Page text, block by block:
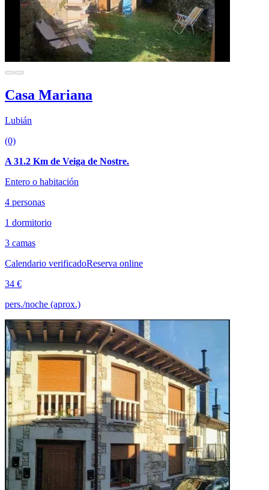
Casa Mariana
Lubián
(0)
A 31.2 Km de Veiga de Nostre.
Entero o habitación
4 personas
1 dormitorio
3 camas
Calendario verificadoReserva online
34 €
pers./noche (aprox.)